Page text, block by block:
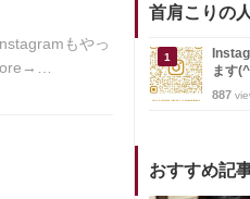
もやっ
首肩こりの
ます
887
おすすめ記